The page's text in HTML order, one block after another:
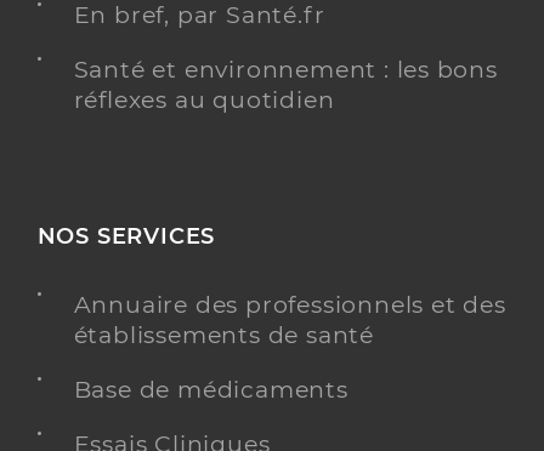
En bref, par Santé.fr
Santé et environnement : les bons
réflexes au quotidien
NOS SERVICES
Annuaire des professionnels et des
établissements de santé
Base de médicaments
Essais Cliniques